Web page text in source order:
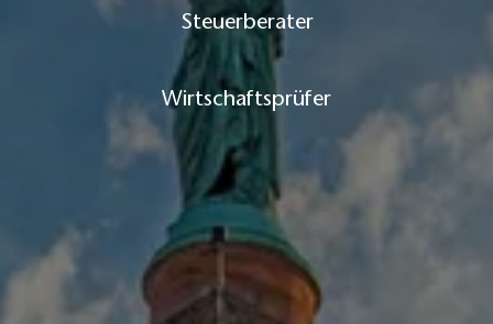
Steuerberater
Wirtschaftsprüfer